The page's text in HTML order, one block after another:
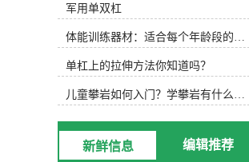
为练习者提供浮力，还可以通过浮力
提供抗组训练，增加练习难度，非常
实用。此外，健身棒具有很强的可塑
性，可以增加练习兴趣，摆出各种创
意造型。4.水中健身哑铃浮力哑铃
类似于水中健身棒，水中健身哑铃也
能为练习者提供浮力和阻力，用哑铃
进行的水中搏击强度很大！5.阻力葵
花阻力葵花向日葵鞋套的阻力 向日
军用单双杠
体能训练器材：适合每个年龄段的训练
单杠上的拉伸方法你知道吗？
儿童攀岩如何入门？学攀岩有什么好处？带娃攀岩两年的全面经验分享
新鲜信息 编辑推荐